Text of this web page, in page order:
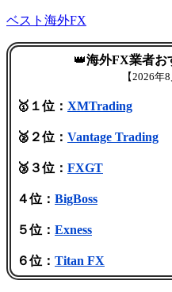
ベスト海外FX
👑海外FX業者お
【2026年8
🥇１位： XMTrading
🥈２位： Vantage Trading
🥉３位： FXGT
４位： BigBoss
５位： Exness
６位： Titan FX